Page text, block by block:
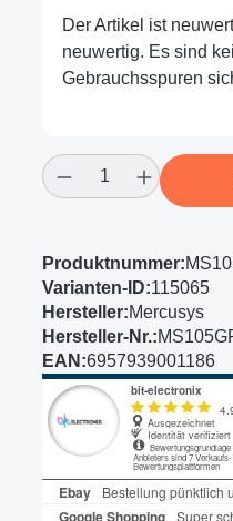
Der Artikel ist
neuwertig. Es sind
Gebrauchsspuren
Produkt Anzahl:
Produktnummer:
Varianten-ID:115065
Hersteller:Mercusys
Hersteller-Nr.:
EAN:6957939001186